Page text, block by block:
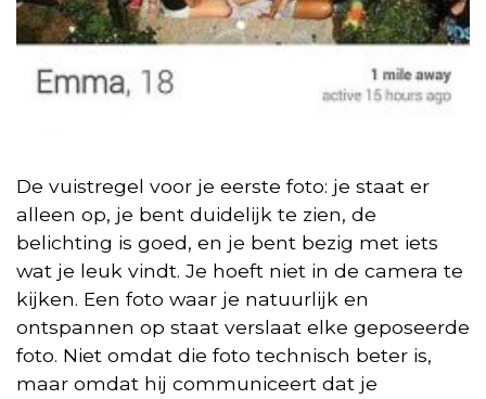
De vuistregel voor je eerste foto: je staat er
alleen op, je bent duidelijk te zien, de
belichting is goed, en je bent bezig met iets
wat je leuk vindt. Je hoeft niet in de camera te
kijken. Een foto waar je natuurlijk en
ontspannen op staat verslaat elke geposeerde
foto. Niet omdat die foto technisch beter is,
maar omdat hij communiceert dat je